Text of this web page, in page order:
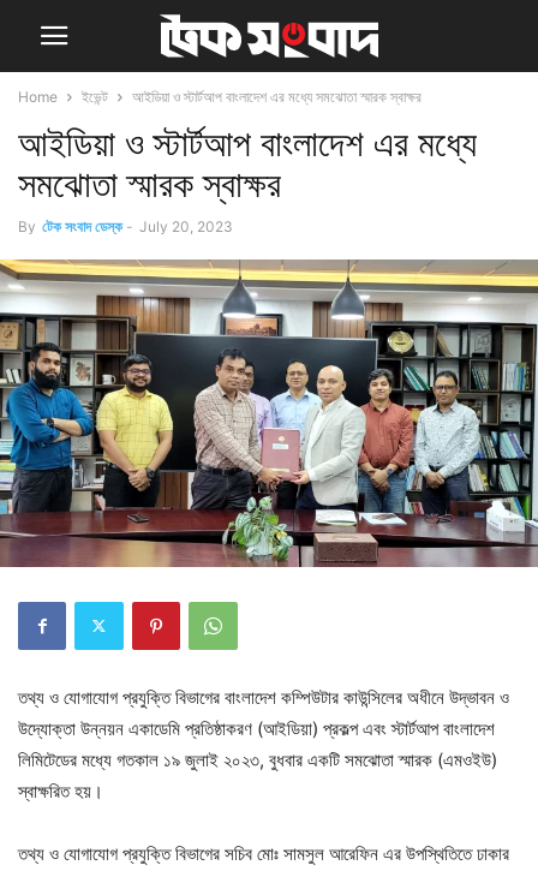
Home ইভেন্ট আইডিয়া ও স্টার্টআপ বাংলাদেশ এর মধ্যে সমঝোতা স্মারক স্বাক্ষর
আইডিয়া ও স্টার্টআপ বাংলাদেশ এর মধ্যে
সমঝোতা স্মারক স্বাক্ষর
By টেক সংবাদ ডেস্ক - July 20, 2023
তথ্য ও যোগাযোগ প্রযুক্তি বিভাগের বাংলাদেশ কম্পিউটার কাউন্সিলের অধীনে উদ্ভাবন ও
উদ্যোক্তা উন্নয়ন একাডেমি প্রতিষ্ঠাকরণ (আইডিয়া) প্রকল্প এবং স্টার্টআপ বাংলাদেশ
লিমিটেডের মধ্যে গতকাল ১৯ জুলাই ২০২৩, বুধবার একটি সমঝোতা স্মারক (এমওইউ)
স্বাক্ষরিত হয়।
তথ্য ও যোগাযোগ প্রযুক্তি বিভাগের সচিব মোঃ সামসুল আরেফিন এর উপস্থিতিতে ঢাকার